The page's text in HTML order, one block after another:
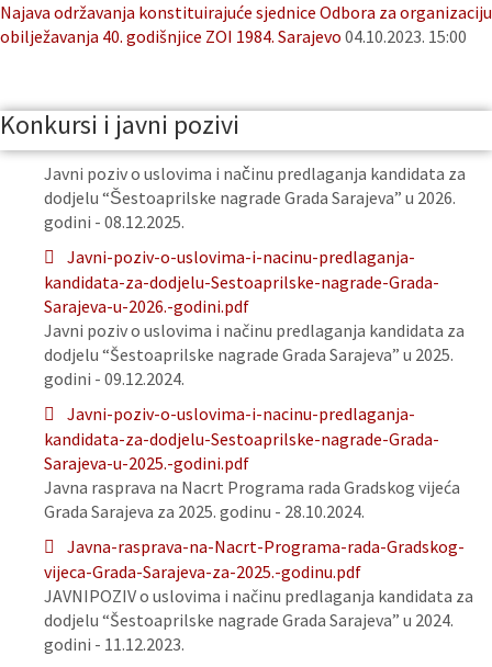
Najava održavanja konstituirajuće sjednice Odbora za organizaciju
obilježavanja 40. godišnjice ZOI 1984. Sarajevo 04.10.2023. 15:00
Konkursi i javni pozivi
Javni poziv o uslovima i načinu predlaganja kandidata za
dodjelu “Šestoaprilske nagrade Grada Sarajeva” u 2026.
godini - 08.12.2025.
Javni-poziv-o-uslovima-i-nacinu-predlaganja-
kandidata-za-dodjelu-Sestoaprilske-nagrade-Grada-
Sarajeva-u-2026.-godini.pdf
Javni poziv o uslovima i načinu predlaganja kandidata za
dodjelu “Šestoaprilske nagrade Grada Sarajeva” u 2025.
godini - 09.12.2024.
Javni-poziv-o-uslovima-i-nacinu-predlaganja-
kandidata-za-dodjelu-Sestoaprilske-nagrade-Grada-
Sarajeva-u-2025.-godini.pdf
Javna rasprava na Nacrt Programa rada Gradskog vijeća
Grada Sarajeva za 2025. godinu - 28.10.2024.
Javna-rasprava-na-Nacrt-Programa-rada-Gradskog-
vijeca-Grada-Sarajeva-za-2025.-godinu.pdf
JAVNIPOZIV o uslovima i načinu predlaganja kandidata za
dodjelu “Šestoaprilske nagrade Grada Sarajeva” u 2024.
godini - 11.12.2023.